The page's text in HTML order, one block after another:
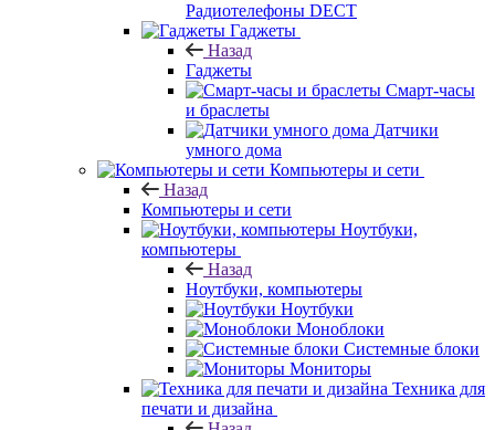
Радиотелефоны DECT
Гаджеты
Назад
Гаджеты
Смарт-часы
и браслеты
Датчики
умного дома
Компьютеры и сети
Назад
Компьютеры и сети
Ноутбуки,
компьютеры
Назад
Ноутбуки, компьютеры
Ноутбуки
Моноблоки
Системные блоки
Мониторы
Техника для
печати и дизайна